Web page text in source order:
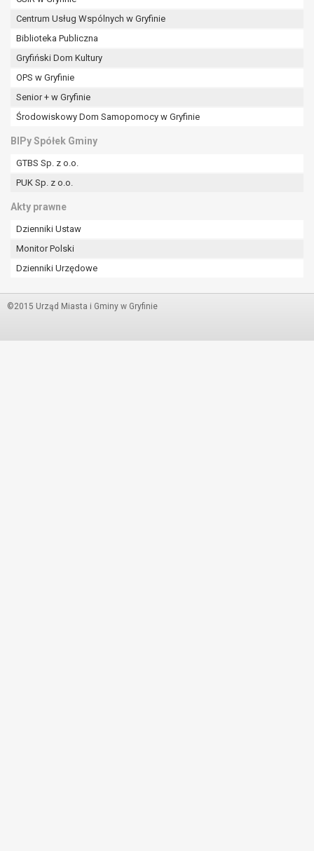
Centrum Usług Wspólnych w Gryfinie
Biblioteka Publiczna
Gryfiński Dom Kultury
OPS w Gryfinie
Senior + w Gryfinie
Środowiskowy Dom Samopomocy w Gryfinie
BIPy Spółek Gminy
GTBS Sp. z o.o.
PUK Sp. z o.o.
Akty prawne
Dzienniki Ustaw
Monitor Polski
Dzienniki Urzędowe
©2015 Urząd Miasta i Gminy w Gryfinie